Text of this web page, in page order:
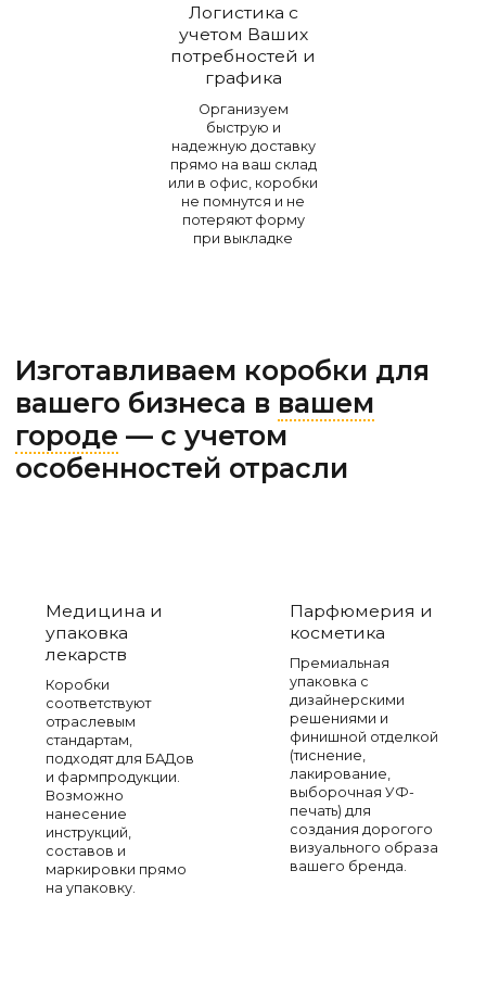
Логистика с
учетом Ваших
потребностей и
графика
Организуем
быструю и
надежную доставку
прямо на ваш склад
или в офис, коробки
не помнутся и не
потеряют форму
при выкладке
Изготавливаем коробки для
вашего бизнеса в вашем
городе — с учетом
особенностей отрасли
Медицина и
упаковка
лекарств
Коробки
соответствуют
отраслевым
стандартам,
подходят для БАДов
и фармпродукции.
Возможно
нанесение
инструкций,
составов и
маркировки прямо
на упаковку.
Парфюмерия и
косметика
Премиальная
упаковка с
дизайнерскими
решениями и
финишной отделкой
(тиснение,
лакирование,
выборочная УФ-
печать) для
создания дорогого
визуального образа
вашего бренда.